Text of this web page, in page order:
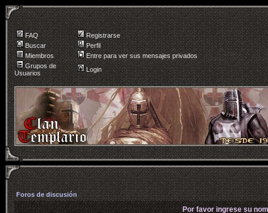
FAQ
Registrarse
Buscar
Perfil
Miembros
Entre para ver sus mensajes privados
Grupos de
Usuarios
Login
Foros de discusión
Por favor ingrese su